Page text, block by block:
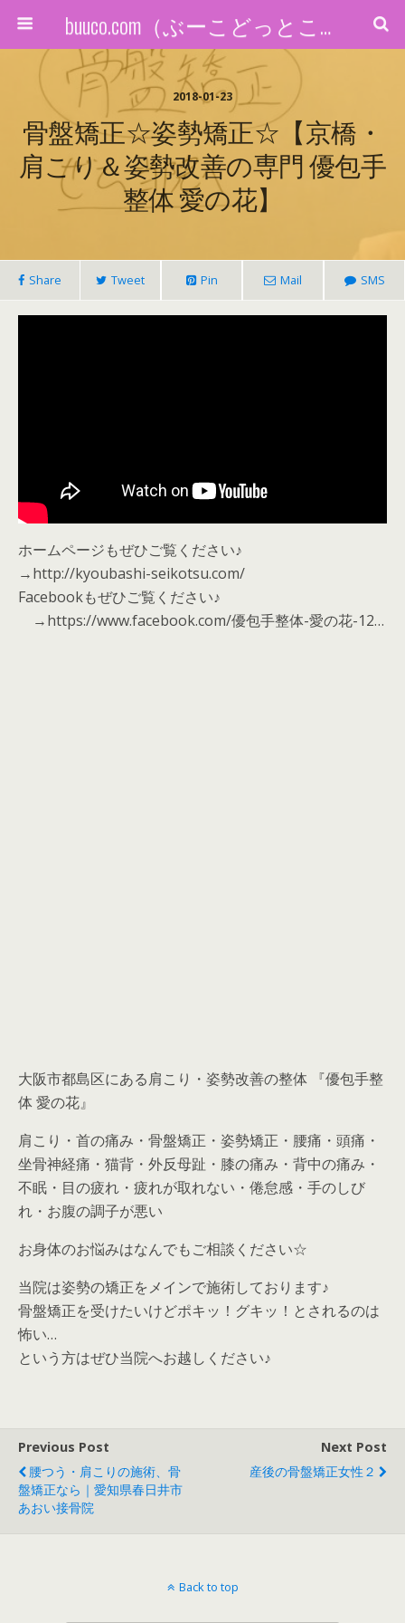
buuco.com（ぶーこどっとこむ）
2018-01-23
骨盤矯正☆姿勢矯正☆【京橋・
肩こり＆姿勢改善の専門 優包手
整体 愛の花】
Share Tweet Pin Mail SMS
ホームページもぜひご覧ください♪
→http://kyoubashi-seikotsu.com/
Facebookもぜひご覧ください♪
→https://www.facebook.com/優包手整体-愛の花-12…
大阪市都島区にある肩こり・姿勢改善の整体 『優包手整
体 愛の花』
肩こり・首の痛み・骨盤矯正・姿勢矯正・腰痛・頭痛・
坐骨神経痛・猫背・外反母趾・膝の痛み・背中の痛み・
不眠・目の疲れ・疲れが取れない・倦怠感・手のしび
れ・お腹の調子が悪い
お身体のお悩みはなんでもご相談ください☆
当院は姿勢の矯正をメインで施術しております♪
骨盤矯正を受けたいけどポキッ！グキッ！とされるのは
怖い…
という方はぜひ当院へお越しください♪
Previous Post
腰つう・肩こりの施術、骨
盤矯正なら｜愛知県春日井市
あおい接骨院
Next Post
産後の骨盤矯正女性２
Back to top